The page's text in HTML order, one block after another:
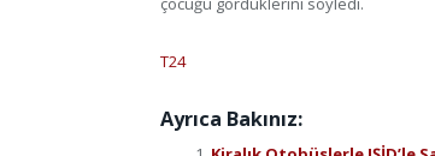
T24
Ayrıca Bakınız: